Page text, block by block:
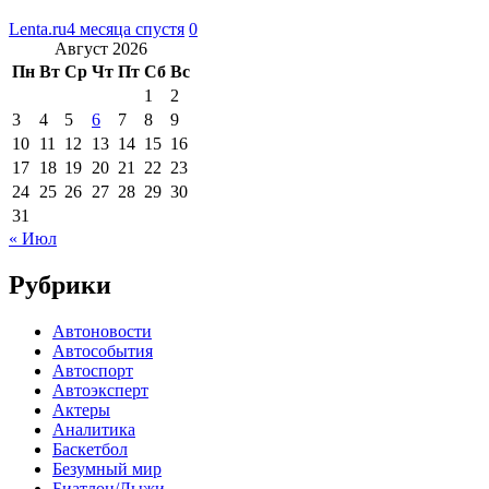
Lenta.ru4 месяца спустя 0
Август 2026
Пн Вт Ср Чт Пт Сб Вс
1
2
3
4 5 6 7 8
9
10 11 12 13 14 15 16
17 18 19 20 21 22 23
24 25 26 27 28 29 30
31
« Июл
Рубрики
Автоновости
Автособытия
Автоспорт
Автоэксперт
Актеры
Аналитика
Баскетбол
Безумный мир